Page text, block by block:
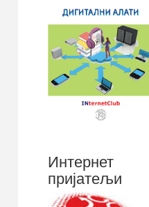
Интернет
пријатељи